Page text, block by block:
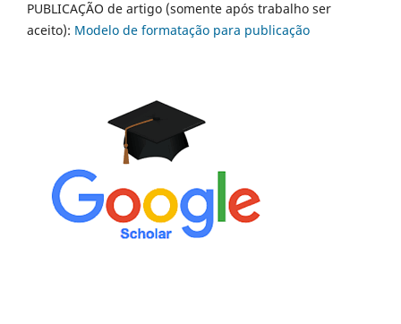
PUBLICAÇÃO de artigo (somente após trabalho ser
aceito): Modelo de formatação para publicação